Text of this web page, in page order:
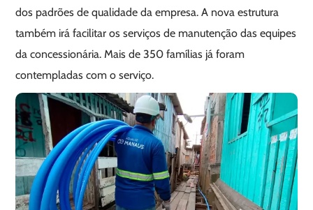
dos padrões de qualidade da empresa. A nova estrutura
também irá facilitar os serviços de manutenção das equipes
da concessionária. Mais de 350 famílias já foram
contempladas com o serviço.